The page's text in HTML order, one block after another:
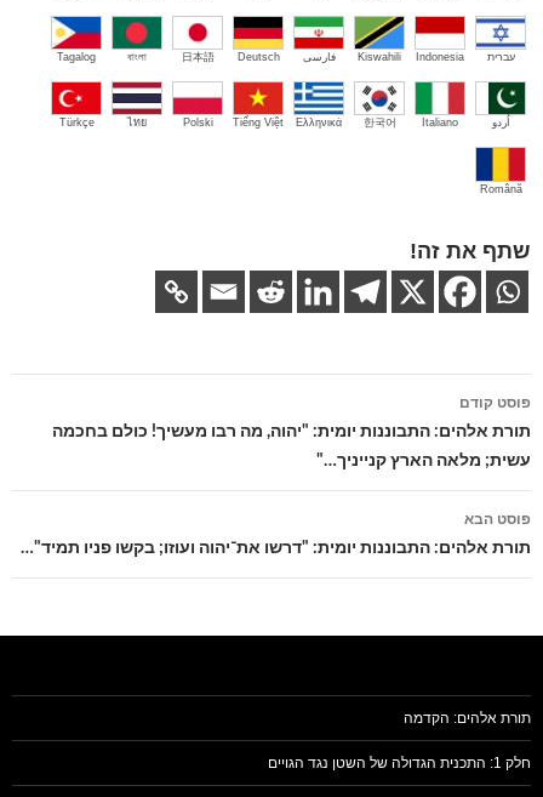
עברית Indonesia
Kiswahili فارسی Deutsch
日本語
বাংলা
Tagalog
اُردو Italiano
한국어
Ελληνικά
Tiếng Việt
Polski
ไทย
Türkçe
Română
שתף את זה!
ניווט
בפוסטים
פוסט קודם
תורת אלהים: התבוננות יומית: "יהוה, מה רבו מעשיך! כולם בחכמה
עשית; מלאה הארץ קנייניך…"
פוסט הבא
תורת אלהים: התבוננות יומית: "דרשו את־יהוה ועוזו; בקשו פניו תמיד"…
תורת אלהים: הקדמה
חלק 1: התכנית הגדולה של השטן נגד הגויים